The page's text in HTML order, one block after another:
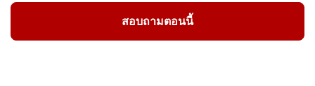
สอบถามตอนนี้